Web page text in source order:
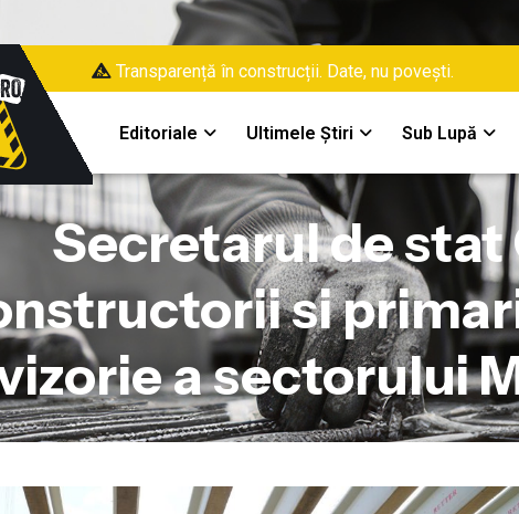
Transparență în construcții. Date, nu povești.
Editoriale Ultimele Știri Sub Lupă
Secretarul de stat
si
a sectorului